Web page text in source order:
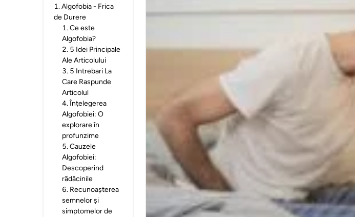
1.Algofobia - Frica
de Durere
1.Ce este
Algofobia?
2. 5 Idei Principale
Ale Articolului
3. 5 Intrebari La
Care Raspunde
Articolul
4.Înțelegerea
Algofobiei: O
explorare în
profunzime
5.Cauzele
Algofobiei:
Descoperind
rădăcinile
6. Recunoașterea
semnelor și
simptomelor de